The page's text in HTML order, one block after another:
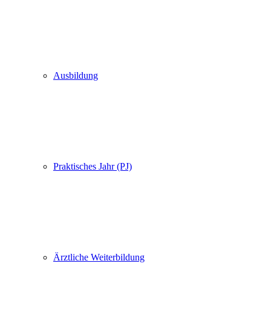
Ausbildung
Praktisches Jahr (PJ)
Ärztliche Weiterbildung